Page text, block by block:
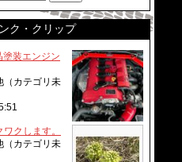
ク・クリップ
塗装エンジン
（カテゴリ未
クします。
（カテゴリ未